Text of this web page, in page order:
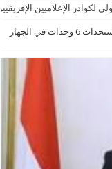
لكوادر الإعلاميين
رئيس الوزراء يصدر قرارًا باستحداث 6 وحدات في الجهاز